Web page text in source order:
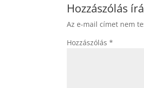
Hozzászólás
Az e-mail címet nem
Hozzászólás*